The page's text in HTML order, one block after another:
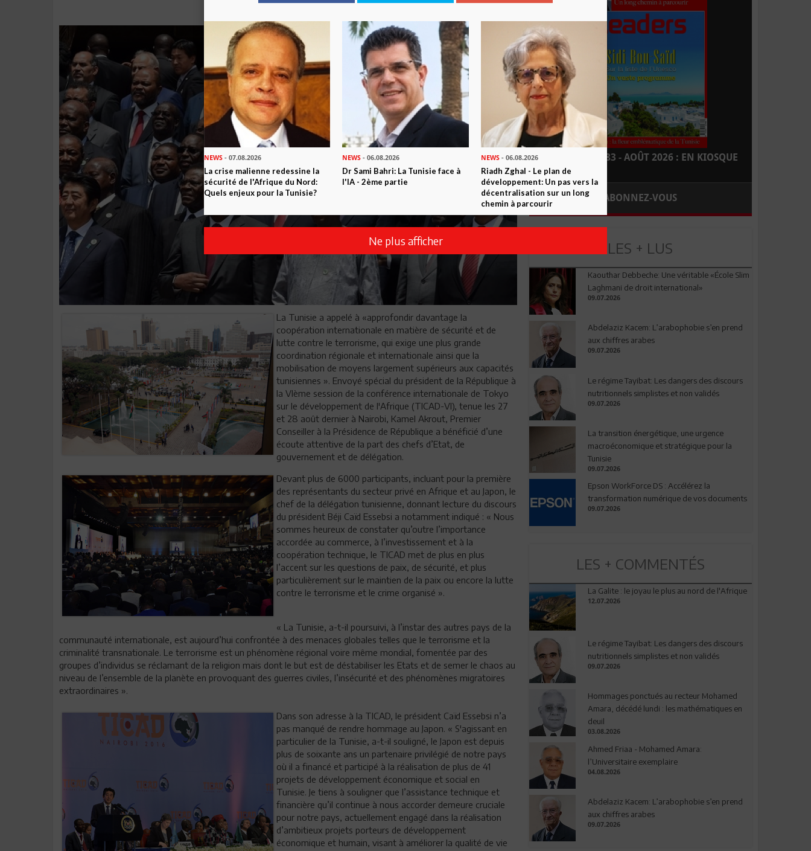
La Tunisie a appelé à «approfondir davantage la
coopération internationale en matière de sécurité et de
lutte contre le terrorisme, qui exige une plus grande
coordination régionale et internationale ainsi que la
mobilisation de moyens largement supérieurs aux capacités
tunisiennes ». Envoyé spécial du président de la République à
la VIème session de la conférence internationale de Tokyo
sur le développement de l'Afrique (TICAD-VI), tenue les 27
et 28 août dernier à Nairobi, Kamel Akrout, Premier
Conseiller à la Présidence de République a bénéficié d’une
écoute attentive de la part des chefs d’Etat, de
gouvernement et de délégation.
Devant plus de 6000 participants, incluant pour la première
des représentants du secteur privé en Afrique et au Japon, le
chef de la délégation tunisienne, donnant lecture du discours
du président Béji Caïd Essebsi a notamment indiqué : « Nous
sommes heureux de constater qu’outre l’importance
accordée au commerce, à l’investissement et à la
coopération technique, le TICAD met de plus en plus
l’accent sur les questions de paix, de sécurité, et plus
particulièrement sur le maintien de la paix ou encore la lutte
contre le terrorisme et le crime organisé ».
« La Tunisie, a-t-il poursuivi, à l’instar des autres pays de la
communauté internationale, est aujourd’hui confrontée à des menaces globales telles que le terrorisme et la
criminalité transnationale. Le terrorisme est un phénomène régional voire même mondial, fomentée par des
groupes d’individus se réclamant de la religion mais dont le but est de déstabiliser les Etats et de semer le chaos au
niveau de l’ensemble de la planète en provoquant des guerres civiles, l’insécurité et des phénomènes migratoires
extraordinaires ».
Dans son adresse à la TICAD, le président Caïd Essebsi n’a
pas manqué de rendre hommage au Japon. « S'agissant en
particulier de la Tunisie, a-t-il souligné, le Japon est depuis
plus de soixante ans un partenaire privilégié de notre pays
où il a financé et participé à la réalisation de plus de 41
projets de développement économique et social en
Tunisie. Je tiens à souligner que l’assistance technique et
financière qu’il continue à nous accorder demeure cruciale
pour notre pays, actuellement engagé dans la réalisation
d’ambitieux projets porteurs de développement
économique et humain, visant à améliorer la qualité de vie
LEADERS N° 183 - AOÛT 2026 : EN KIOSQUE
ABONNEZ-VOUS
LES + LUS
Kaouthar Debbeche: Une véritable «École Slim
Laghmani de droit international»
09.07.2026
Abdelaziz Kacem: L’arabophobie s’en prend
aux chiffres arabes
09.07.2026
Le régime Tayibat: Les dangers des discours
nutritionnels simplistes et non validés
09.07.2026
La transition énergétique, une urgence
macroéconomique et stratégique pour la
Tunisie
09.07.2026
Epson WorkForce DS : Accélérez la
transformation numérique de vos documents
09.07.2026
LES + COMMENTÉS
La Galite : le joyau le plus au nord de l'Afrique
12.07.2026
Le régime Tayibat: Les dangers des discours
nutritionnels simplistes et non validés
09.07.2026
Hommages ponctués au recteur Mohamed
Amara, décédé lundi : les mathématiques en
deuil
03.08.2026
Ahmed Friaa - Mohamed Amara:
l’Universitaire exemplaire
04.08.2026
Abdelaziz Kacem: L’arabophobie s’en prend
aux chiffres arabes
09.07.2026
NEWS - 07.08.2026
La crise malienne redessine la
sécurité de l'Afrique du Nord:
Quels enjeux pour la Tunisie?
NEWS - 06.08.2026
Dr Sami Bahri: La Tunisie face à
l'IA - 2ème partie
NEWS- 06.08.2026
Riadh Zghal - Le plan de
développement: Un pas vers la
décentralisation sur un long
chemin à parcourir
Ne plus afficher